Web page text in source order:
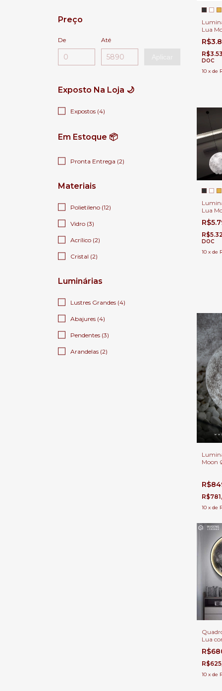
Preço
De Até
Exposto Na Loja 🌙
Expostos (4)
Em Estoque 📦
Pronta Entrega (2)
Materiais
Polietileno (12)
Vidro (3)
Acrílico (2)
Cristal (2)
Luminárias
Lustres Grandes (4)
Abajures (4)
Pendentes (3)
Arandelas (2)
Lua
Duplo
DOC
10 x de
Lua
Duplo
DOC
10 x de
Moon
10 x de
Lua
Estar,
Infantil
10 x de